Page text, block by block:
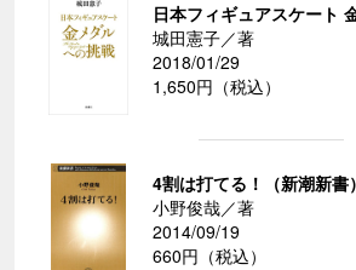
日本フィギュアスケート
城田憲子／著
2018/01/29
1,650円（税込）
4割は打てる！（新潮新書）
小野俊哉／著
2014/09/19
660円（税込）